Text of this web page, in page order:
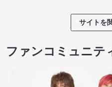
サイトを
ファンコミュニテ